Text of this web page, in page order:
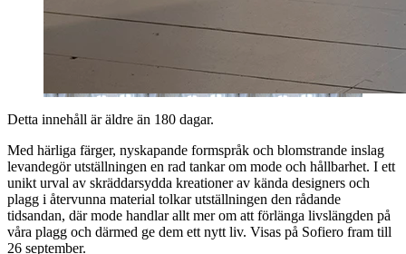
Detta innehåll är äldre än 180 dagar.
Med härliga färger, nyskapande formspråk och blomstrande inslag
levandegör utställningen en rad tankar om mode och hållbarhet. I ett
unikt urval av skräddarsydda kreationer av kända designers och
plagg i återvunna material tolkar utställningen den rådande
tidsandan, där mode handlar allt mer om att förlänga livslängden på
våra plagg och därmed ge dem ett nytt liv. Visas på Sofiero fram till
26 september.